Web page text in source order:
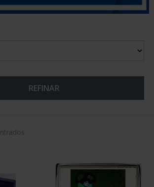
REFINAR